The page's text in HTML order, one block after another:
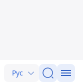
Рус